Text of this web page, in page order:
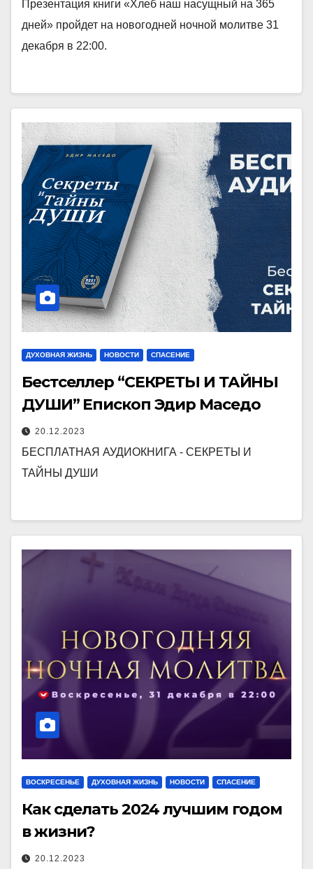
Презентация книги «Хлеб наш насущный на 365
дней» пройдет на новогодней ночной молитве 31
декабря в 22:00.
ДУХОВНАЯ ЖИЗНЬ НОВОСТИ СПАСЕНИЕ
Бестселлер “СЕКРЕТЫ И ТАЙНЫ
ДУШИ” Епископ Эдир Маседо
20.12.2023
БЕСПЛАТНАЯ АУДИОКНИГА - СЕКРЕТЫ И
ТАЙНЫ ДУШИ
ВОСКРЕСЕНЬЕ ДУХОВНАЯ ЖИЗНЬ НОВОСТИ СПАСЕНИЕ
Как сделать 2024 лучшим годом
в жизни?
20.12.2023